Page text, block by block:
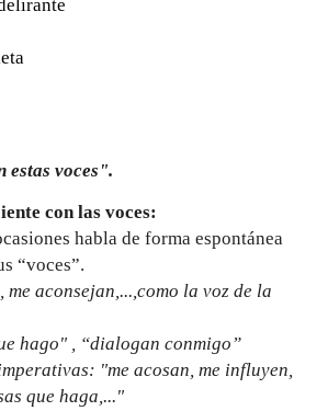
estas voces".
con las voces:
habla de forma espontánea
“voces”.
me aconsejan,...,como la voz de la
hago" , “dialogan conmigo”
"me acosan, me influyen,
que haga,..."